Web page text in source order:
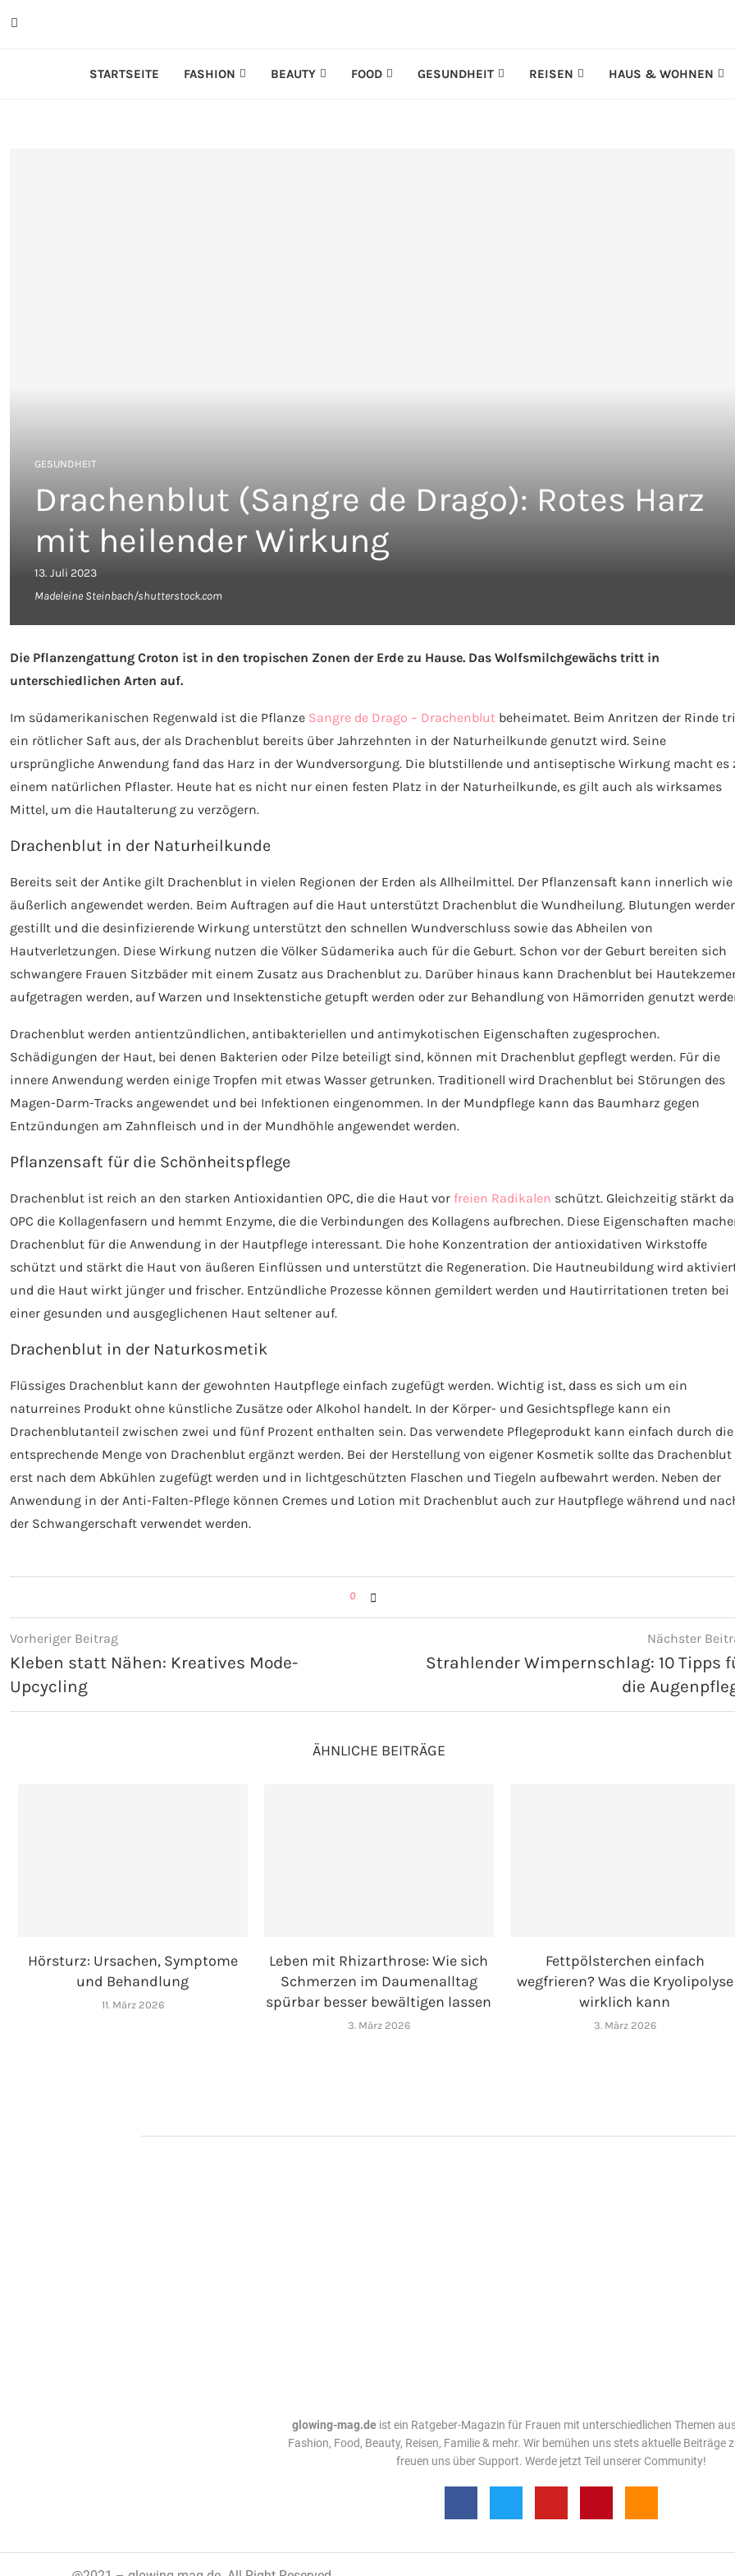
STARTSEITE FASHION BEAUTY FOOD GESUNDHEIT REISEN HAUS & WOHNEN
GESUNDHEIT
Drachenblut (Sangre de Drago): Rotes Harz
mit heilender Wirkung
13. Juli 2023
Madeleine Steinbach/shutterstock.com
Die Pflanzengattung Croton ist in den tropischen Zonen der Erde zu Hause. Das Wolfsmilchgewächs tritt in
unterschiedlichen Arten auf.
Im südamerikanischen Regenwald ist die Pflanze Sangre de Drago – Drachenblut beheimatet. Beim Anritzen der Rinde
ein rötlicher Saft aus, der als Drachenblut bereits über Jahrzehnten in der Naturheilkunde genutzt wird. Seine
ursprüngliche Anwendung fand das Harz in der Wundversorgung. Die blutstillende und antiseptische Wirkung macht es
einem natürlichen Pflaster. Heute hat es nicht nur einen festen Platz in der Naturheilkunde, es gilt auch als wirksames
Mittel, um die Hautalterung zu verzögern.
Drachenblut in der Naturheilkunde
Bereits seit der Antike gilt Drachenblut in vielen Regionen der Erden als Allheilmittel. Der Pflanzensaft kann innerlich wie
äußerlich angewendet werden. Beim Auftragen auf die Haut unterstützt Drachenblut die Wundheilung. Blutungen
gestillt und die desinfizierende Wirkung unterstützt den schnellen Wundverschluss sowie das Abheilen von
Hautverletzungen. Diese Wirkung nutzen die Völker Südamerika auch für die Geburt. Schon vor der Geburt bereiten sich
schwangere Frauen Sitzbäder mit einem Zusatz aus Drachenblut zu. Darüber hinaus kann Drachenblut bei
aufgetragen werden, auf Warzen und Insektenstiche getupft werden oder zur Behandlung von Hämorriden genutzt
Drachenblut werden antientzündlichen, antibakteriellen und antimykotischen Eigenschaften zugesprochen.
Schädigungen der Haut, bei denen Bakterien oder Pilze beteiligt sind, können mit Drachenblut gepflegt werden. Für die
innere Anwendung werden einige Tropfen mit etwas Wasser getrunken. Traditionell wird Drachenblut bei Störungen des
Magen-Darm-Tracks angewendet und bei Infektionen eingenommen. In der Mundpflege kann das Baumharz gegen
Entzündungen am Zahnfleisch und in der Mundhöhle angewendet werden.
Pflanzensaft für die Schönheitspflege
Drachenblut ist reich an den starken Antioxidantien OPC, die die Haut vor freien Radikalen schützt. Gleichzeitig stärkt
OPC die Kollagenfasern und hemmt Enzyme, die die Verbindungen des Kollagens aufbrechen. Diese Eigenschaften
Drachenblut für die Anwendung in der Hautpflege interessant. Die hohe Konzentration der antioxidativen Wirkstoffe
schützt und stärkt die Haut von äußeren Einflüssen und unterstützt die Regeneration. Die Hautneubildung wird
und die Haut wirkt jünger und frischer. Entzündliche Prozesse können gemildert werden und Hautirritationen treten bei
einer gesunden und ausgeglichenen Haut seltener auf.
Drachenblut in der Naturkosmetik
Flüssiges Drachenblut kann der gewohnten Hautpflege einfach zugefügt werden. Wichtig ist, dass es sich um ein
naturreines Produkt ohne künstliche Zusätze oder Alkohol handelt. In der Körper- und Gesichtspflege kann ein
Drachenblutanteil zwischen zwei und fünf Prozent enthalten sein. Das verwendete Pflegeprodukt kann einfach durch die
entsprechende Menge von Drachenblut ergänzt werden. Bei der Herstellung von eigener Kosmetik sollte das Drachenblut
erst nach dem Abkühlen zugefügt werden und in lichtgeschützten Flaschen und Tiegeln aufbewahrt werden. Neben der
Anwendung in der Anti-Falten-Pflege können Cremes und Lotion mit Drachenblut auch zur Hautpflege während und
der Schwangerschaft verwendet werden.
0
Vorheriger Beitrag
Kleben statt Nähen: Kreatives Mode-
Upcycling
Nächster
Strahlender Wimpernschlag: 10 Tipps
die
ÄHNLICHE BEITRÄGE
Hörsturz: Ursachen, Symptome
und Behandlung
11. März 2026
Leben mit Rhizarthrose: Wie sich
Schmerzen im Daumenalltag
spürbar besser bewältigen lassen
3. März 2026
Fettpölsterchen einfach
wegfrieren? Was die Kryolipolyse
wirklich kann
3. März 2026
glowing-mag.de ist ein Ratgeber-Magazin für Frauen mit unterschiedlichen Themen
Fashion, Food, Beauty, Reisen, Familie & mehr. Wir bemühen uns stets aktuelle Beiträge
freuen uns über Support. Werde jetzt Teil unserer Community!